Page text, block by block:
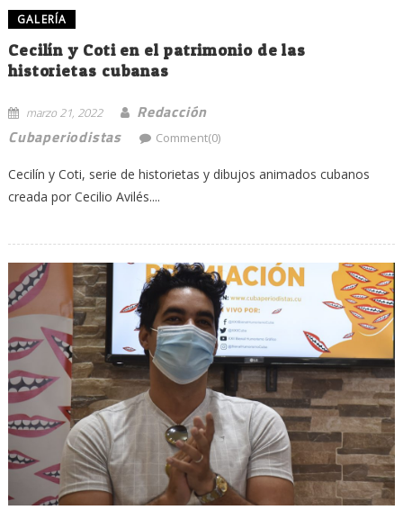
GALERÍA
Cecilín y Coti en el patrimonio de las
historietas cubanas
marzo 21, 2022
Redacción
Cubaperiodistas
Comment(0)
Cecilín y Coti, serie de historietas y dibujos animados cubanos
creada por Cecilio Avilés....